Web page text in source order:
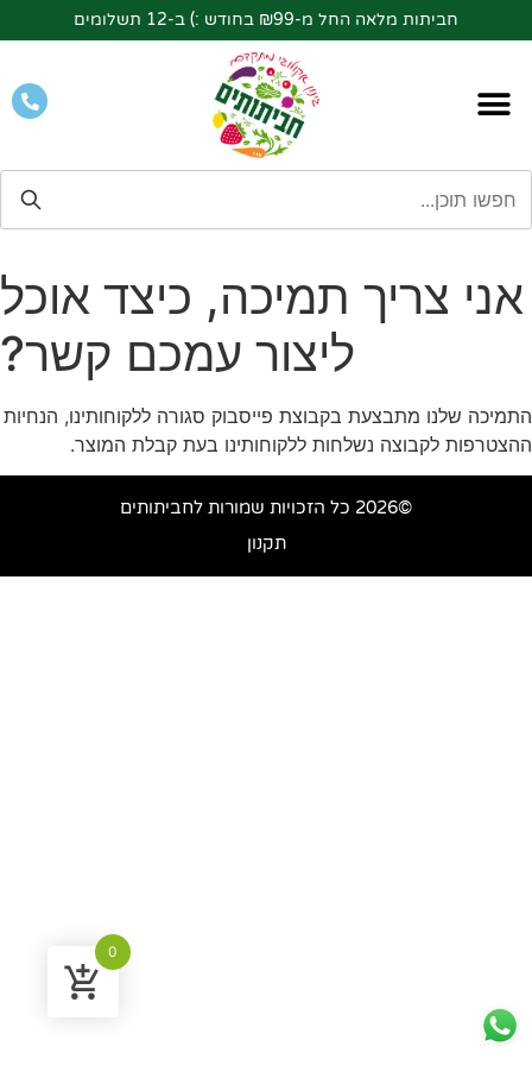
חביתות מלאה החל מ-₪99 בחודש :) ב-12 תשלומים
אני צריך תמיכה, כיצד אוכל
ליצור עמכם קשר?
התמיכה שלנו מתבצעת בקבוצת פייסבוק סגורה ללקוחותינו, הנחיות
ההצטרפות לקבוצה נשלחות ללקוחותינו בעת קבלת המוצר.
©2026 כל הזכויות שמורות לחביתותים
תקנון
0